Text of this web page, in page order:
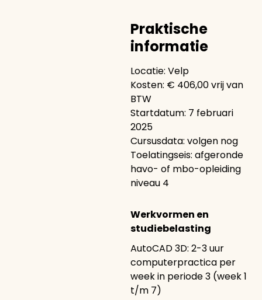
Praktische
informatie
Locatie: Velp
Kosten: € 406,00 vrij van
BTW
Startdatum: 7 februari
2025
Cursusdata: volgen nog
Toelatingseis: afgeronde
havo- of mbo-opleiding
niveau 4
Werkvormen en
studiebelasting
AutoCAD 3D: 2-3 uur
computerpractica per
week in periode 3 (week 1
t/m 7)